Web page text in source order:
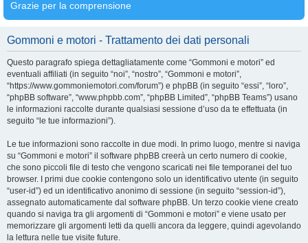
Grazie per la comprensione
Gommoni e motori - Trattamento dei dati personali
Questo paragrafo spiega dettagliatamente come “Gommoni e motori” ed
eventuali affiliati (in seguito “noi”, “nostro”, “Gommoni e motori”,
“https://www.gommoniemotori.com/forum”) e phpBB (in seguito “essi”, “loro”,
“phpBB software”, “www.phpbb.com”, “phpBB Limited”, “phpBB Teams”) usano
le informazioni raccolte durante qualsiasi sessione d’uso da te effettuata (in
seguito “le tue informazioni”).
Le tue informazioni sono raccolte in due modi. In primo luogo, mentre si naviga
su “Gommoni e motori” il software phpBB creerà un certo numero di cookie,
che sono piccoli file di testo che vengono scaricati nei file temporanei del tuo
browser. I primi due cookie contengono solo un identificativo utente (in seguito
“user-id”) ed un identificativo anonimo di sessione (in seguito “session-id”),
assegnato automaticamente dal software phpBB. Un terzo cookie viene creato
quando si naviga tra gli argomenti di “Gommoni e motori” e viene usato per
memorizzare gli argomenti letti da quelli ancora da leggere, quindi agevolando
la lettura nelle tue visite future.